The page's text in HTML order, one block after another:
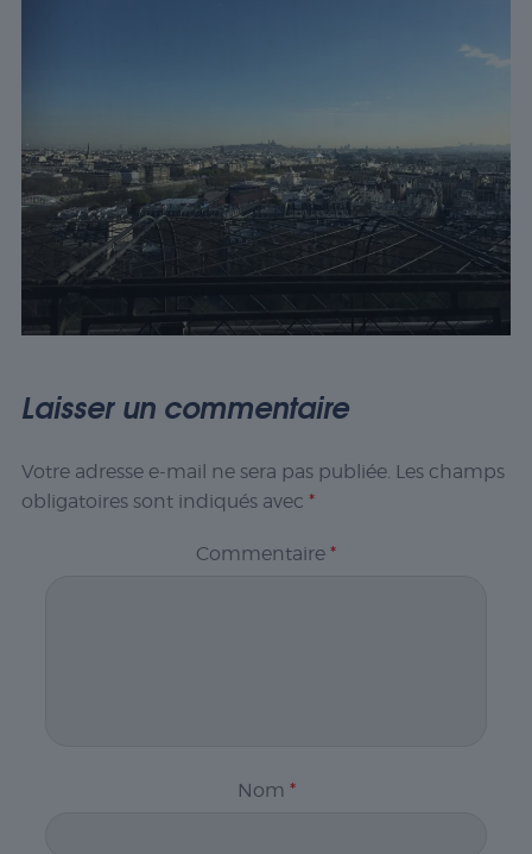
Laisser un commentaire
Votre adresse e-mail ne sera pas publiée. Les champs
obligatoires sont indiqués avec *
Commentaire *
Nom *